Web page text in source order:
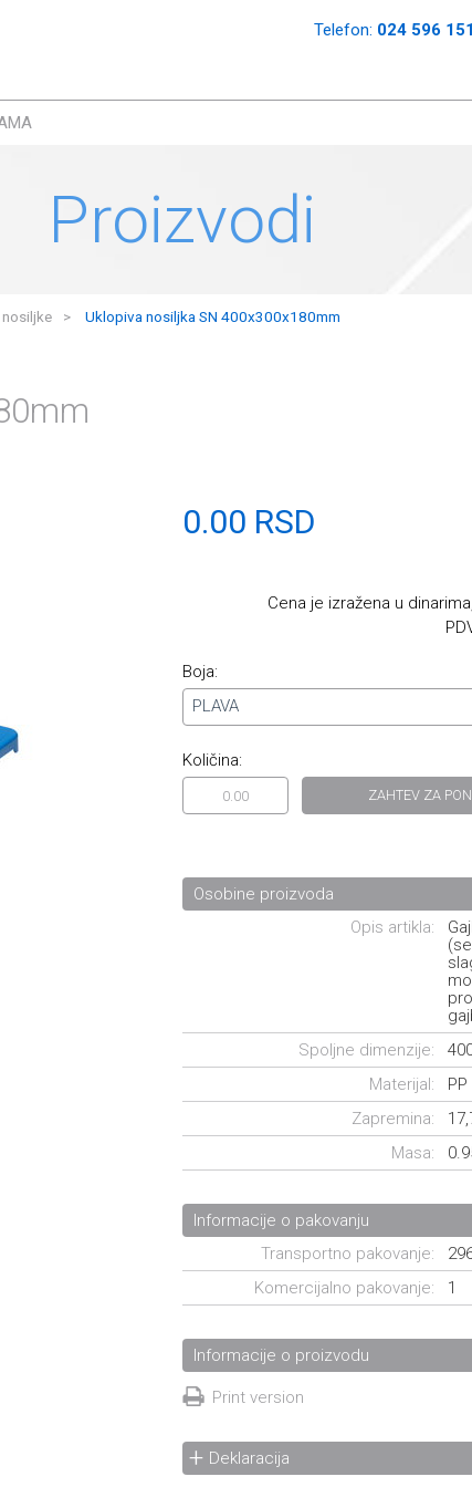
Telefon: 024 596 151
Proizvodi
Uklopiva nosiljka SN 400x300x180mm
0.00 RSD
Cena je izražena u
Boja:
PLAVA
Količina:
ZAHTEV ZA
Osobine proizvoda
Opis artikla:
Spoljne dimenzije:
Materijal:
PP
Zapremina:
Masa:
Informacije o pakovanju
Transportno pakovanje:
Komercijalno pakovanje:
1
Informacije o proizvodu
Print version
Deklaracija